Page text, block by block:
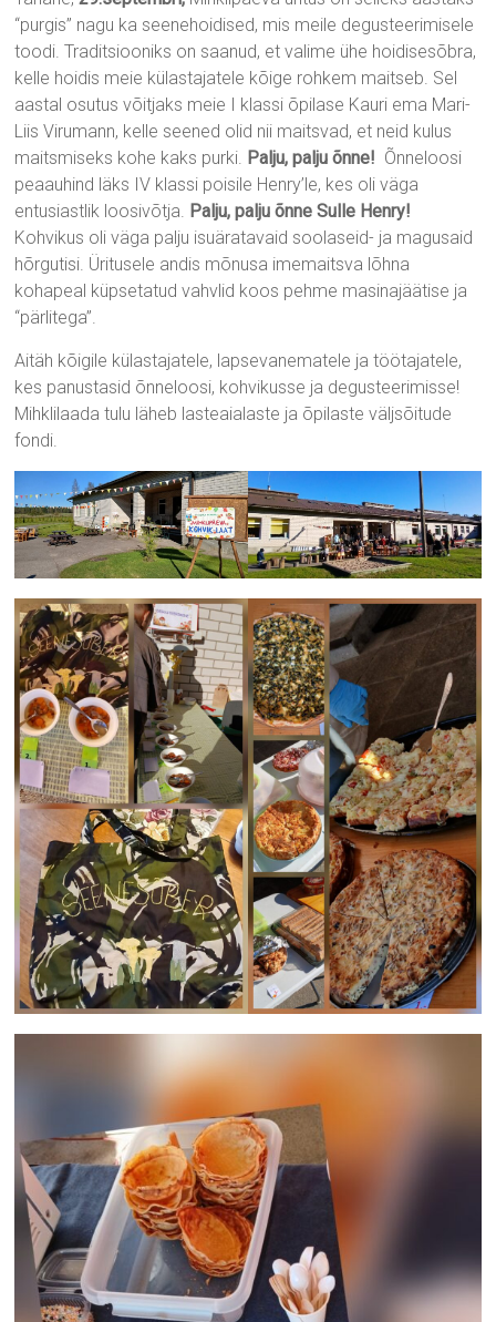
“purgis” nagu ka seenehoidised, mis meile degusteerimisele
toodi. Traditsiooniks on saanud, et valime ühe hoidisesõbra,
kelle hoidis meie külastajatele kõige rohkem maitseb. Sel
aastal osutus võitjaks meie I klassi õpilase Kauri ema Mari-
Liis Virumann, kelle seened olid nii maitsvad, et neid kulus
maitsmiseks kohe kaks purki. Palju, palju õnne! Õnneloosi
peaauhind läks IV klassi poisile Henry’le, kes oli väga
entusiastlik loosivõtja. Palju, palju õnne Sulle Henry!
Kohvikus oli väga palju isuäratavaid soolaseid- ja magusaid
hõrgutisi. Üritusele andis mõnusa imemaitsva lõhna
kohapeal küpsetatud vahvlid koos pehme masinajäätise ja
“pärlitega”.
Aitäh kõigile külastajatele, lapsevanematele ja töötajatele,
kes panustasid õnneloosi, kohvikusse ja degusteerimisse!
Mihklilaada tulu läheb lasteaialaste ja õpilaste väljsõitude
fondi.